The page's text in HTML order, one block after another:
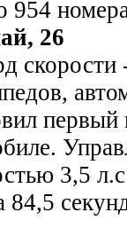
954
26
первый
3,5
84,5